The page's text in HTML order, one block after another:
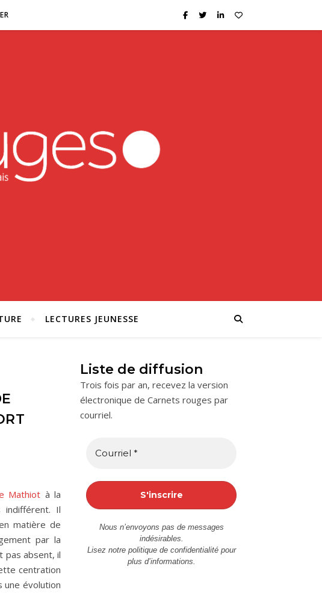
LECTURES JEUNESSE
Mathiot à la
indifférent. Il
matière de
par la
pas absent, il
centration
une évolution
Liste de diffusion
Trois fois par an, recevez la version
électronique de Carnets rouges par
courriel.
Nous n’envoyons pas de messages
indésirables.
Lisez notre politique de confidentialitépour
plus d’informations.